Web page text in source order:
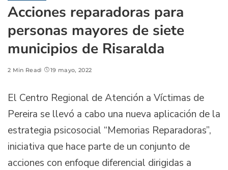
Acciones reparadoras para
personas mayores de siete
municipios de Risaralda
2 Min Read 19 mayo, 2022
El Centro Regional de Atención a Víctimas de
Pereira se llevó a cabo una nueva aplicación de la
estrategia psicosocial “Memorias Reparadoras”,
iniciativa que hace parte de un conjunto de
acciones con enfoque diferencial dirigidas a